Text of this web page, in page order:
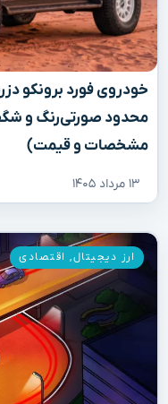
خودروی فورد برونکو
محدود صورتی‌رنگ و
مشخصات و قیمت)
۱۳ مرداد ۱۴۰۵
ارز دیجیتال, اقتصادی